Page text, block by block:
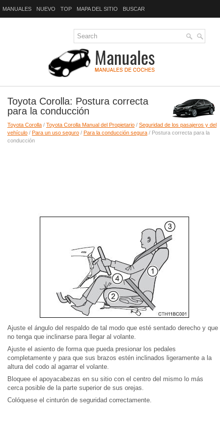
MANUALES NUEVO TOP MAPA DEL SITIO BUSCAR
Toyota Corolla: Postura correcta
para la conducción
Toyota Corolla / Toyota Corolla Manual del Propietario / Seguridad de los pasajeros y del
vehículo / Para un uso seguro / Para la conducción segura / Postura correcta para la
conducción
Ajuste el ángulo del respaldo de tal modo que esté sentado derecho y que
no tenga que inclinarse para llegar al volante.
Ajuste el asiento de forma que pueda presionar los pedales
completamente y para que sus brazos estén inclinados ligeramente a la
altura del codo al agarrar el volante.
Bloquee el apoyacabezas en su sitio con el centro del mismo lo más
cerca posible de la parte superior de sus orejas.
Colóquese el cinturón de seguridad correctamente.